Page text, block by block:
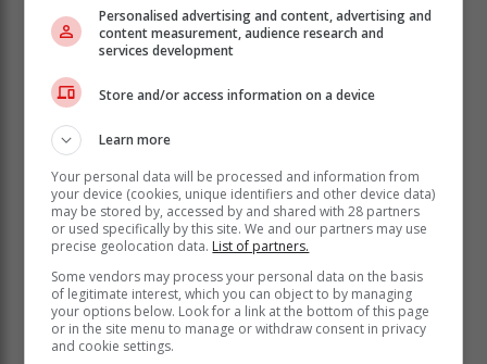
"Ons het net voor die wedstryde 'n struktuur en doelwit
Personalised advertising and content, advertising and
content measurement, audience research and
services development
Store and/or access information on a device
Learn more
Your personal data will be processed and information from
your device (cookies, unique identifiers and other device data)
may be stored by, accessed by and shared with 28 partners
or used specifically by this site. We and our partners may use
precise geolocation data. List of partners.
Some vendors may process your personal data on the basis
of legitimate interest, which you can object to by managing
your options below. Look for a link at the bottom of this page
or in the site menu to manage or withdraw consent in privacy
and cookie settings.